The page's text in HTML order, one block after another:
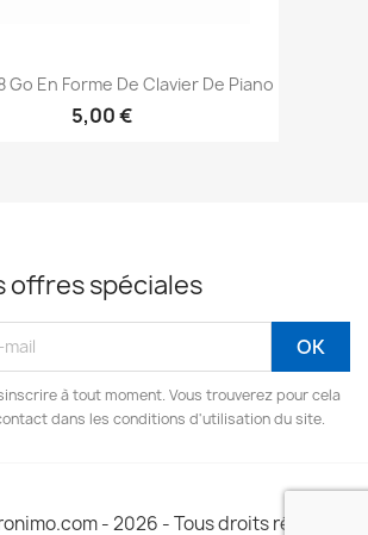
Go En Forme De Clavier De Piano
5,00 €
offres spéciales
à tout moment. Vous trouverez pour cela
dans les conditions d'utilisation du site.
- 2026 - Tous droits réservés